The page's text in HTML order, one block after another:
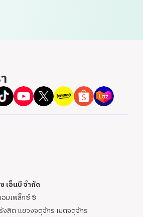
เอ็นบี จำกัด
มเพล็กซ์ ซี
งสิต แขวงจตุจักร เขตจตุจักร